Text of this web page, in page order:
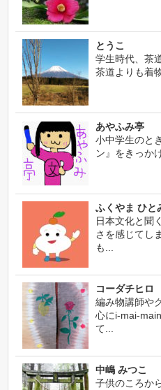
とうこ
学生時代、茶
茶道よりも着
あやふみ亭
小中学生のと
ン』をきっか
ふくやま ひと
日本文化と聞
さを感じてし
も...
コーダチヒロ
編み物講師や
心にi-mai-
て...
中嶋 みつこ
子供のころか